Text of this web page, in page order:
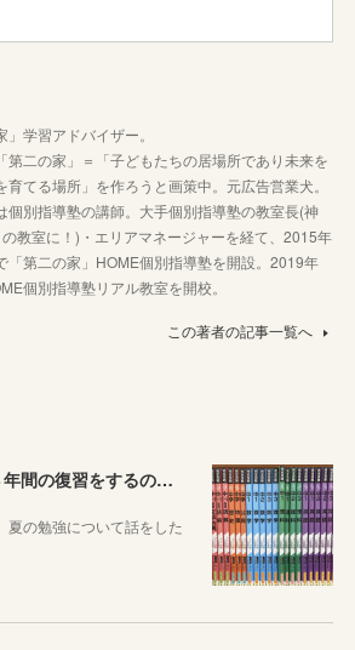
」学習アドバイザー。
第二の家」＝「子どもたちの居場所であり未来を
育てる場所」を作ろうと画策中。元広告営業犬。
個別指導塾の講師。大手個別指導塾の教室長(神
教室に！)・エリアマネージャーを経て、2015年
「第二の家」HOME個別指導塾を開設。2019年
個別指導塾リアル教室を開校。
この著者の記事一覧へ
塾に行ってない子が３年間の復習をするのに良さそうな教材を本屋で探してみました！
夏の勉強について話をした